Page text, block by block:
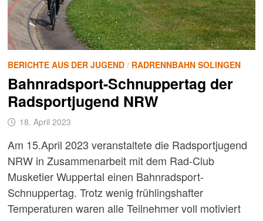
BERICHTE AUS DER JUGEND/ RADRENNBAHN SOLINGEN
Bahnradsport-Schnuppertag der
Radsportjugend NRW
18. April 2023
Am 15.April 2023 veranstaltete die Radsportjugend
NRW in Zusammenarbeit mit dem Rad-Club
Musketier Wuppertal einen Bahnradsport-
Schnuppertag. Trotz wenig frühlingshafter
Temperaturen waren alle Teilnehmer voll motiviert